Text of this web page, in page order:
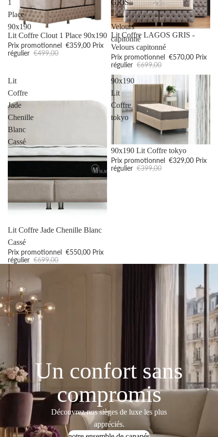
1
Place
90x190
Promotion
Lit Coffre Clout 1 Place 90x190
Prix promotionnel €359,00 Prix
régulier €499,00
GRIS
-
Velours
capitonné
Promotion
Lit Coffre LAGOS GRIS -
Velours capitonné
Prix promotionnel
€570,00 Prix
régulier €699,00
Lit
Coffre
Jade
Chenille
Blanc
Cassé
Promotion
Lit Coffre Jade Chenille Blanc
Cassé
Prix promotionnel €550,00 Prix
régulier €699,00
90x190
Lit
Coffre
tokyo
Promotion
90x190 Lit Coffre tokyo
Prix promotionnel €329,00 Prix
régulier €399,00
Un confort sans
compromis
Découvrez nos sièges de luxe les plus
appréciés.